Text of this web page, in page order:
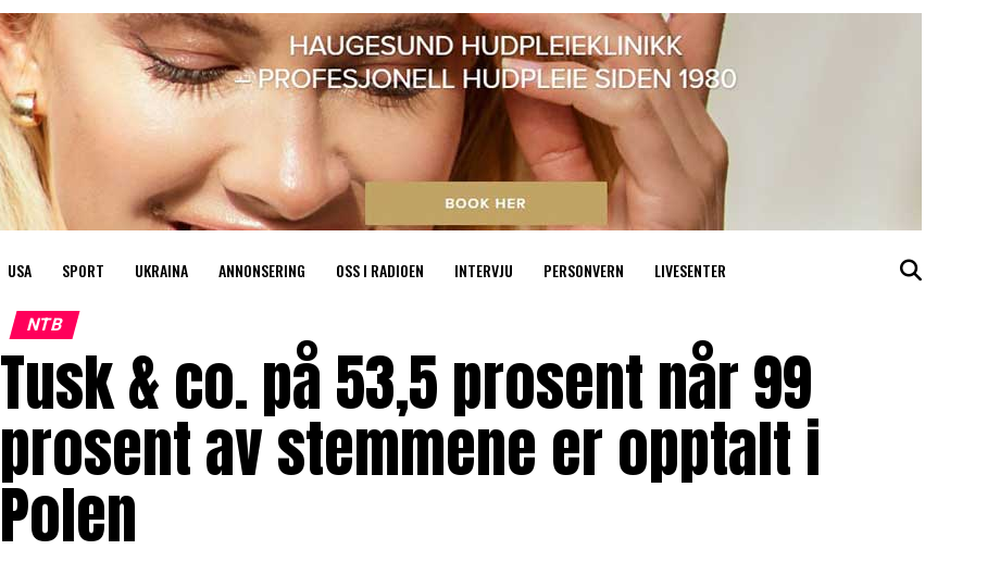
USA SPORT UKRAINA ANNONSERING OSS I RADIOEN INTERVJU PERSONVERN LIVESENTER
NTB
Tusk & co. på 53,5 prosent når 99
prosent av stemmene er opptalt i
Polen